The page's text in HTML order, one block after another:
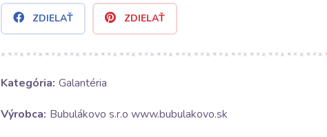
ZDIELAŤ ZDIELAŤ
Kategória: Galantéria
Výrobca: Bubulákovo s.r.o www.bubulakovo.sk